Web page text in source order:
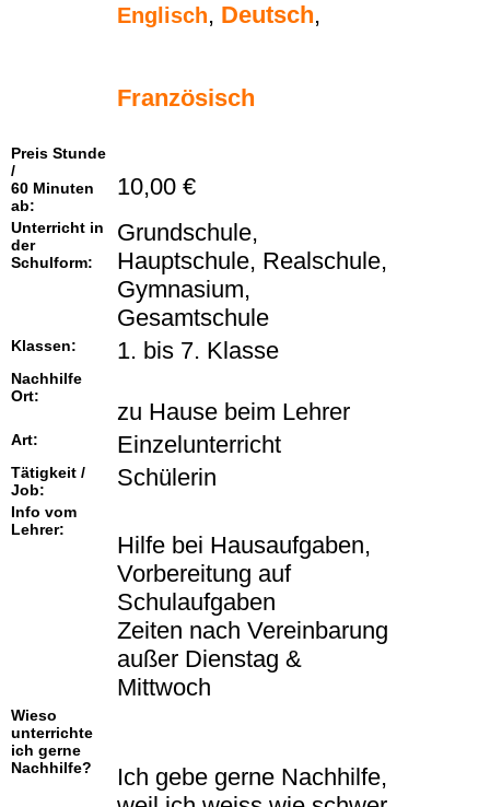
Englisch, Deutsch,
Französisch
Preis Stunde
/
60 Minuten
ab:
10,00 €
Unterricht in
der
Schulform:
Grundschule,
Hauptschule, Realschule,
Gymnasium,
Gesamtschule
Klassen: 1. bis 7. Klasse
Nachhilfe
Ort:
zu Hause beim Lehrer
Art: Einzelunterricht
Tätigkeit /
Job:
Schülerin
Info vom
Lehrer:
Hilfe bei Hausaufgaben,
Vorbereitung auf
Schulaufgaben
Zeiten nach Vereinbarung
außer Dienstag &
Mittwoch
Wieso
unterrichte
ich gerne
Nachhilfe?
Ich gebe gerne Nachhilfe,